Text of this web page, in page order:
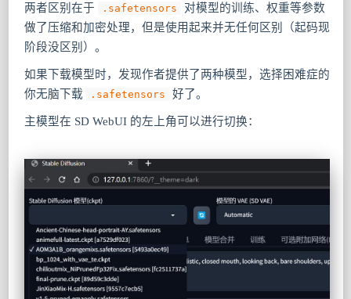
两者区别在于 .safetensors
对模型的训练、权重等参数
做了压缩和加密处理，但是使用起来并无任何区别（起码现
阶段没区别）。
如果下载模型时，发现作者提供了两种模型，选择困难症的
你无脑下载
.safetensors 好了。
主模型在 SD WebUI 的左上角可以进行切换：